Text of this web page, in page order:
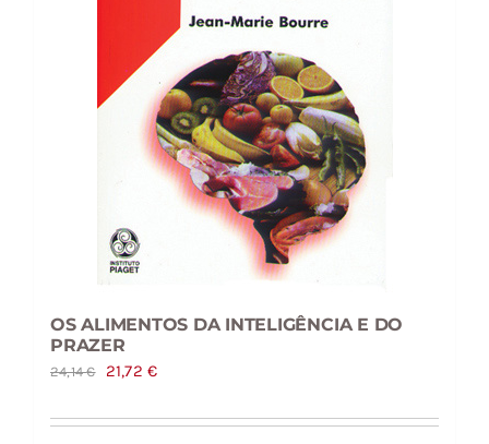
OS ALIMENTOS DA INTELIGÊNCIA E DO
PRAZER
24,14€
O
original
21,72€O
atual